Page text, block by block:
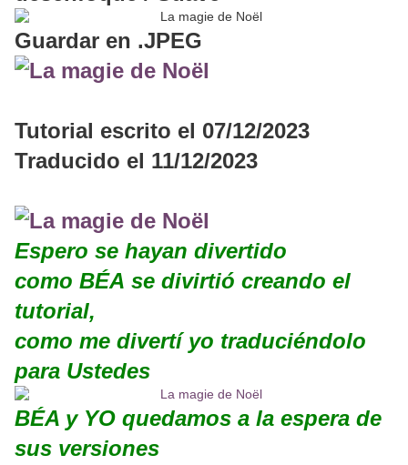
Guardar en .JPEG
Tutorial escrito el 07/12/2023
Traducido el 11/12/2023
Espero se hayan divertido
como BÉA se divirtió creando el
tutorial,
como me divertí yo traduciéndolo
para Ustedes
BÉA y YO quedamos a la espera de
sus versiones